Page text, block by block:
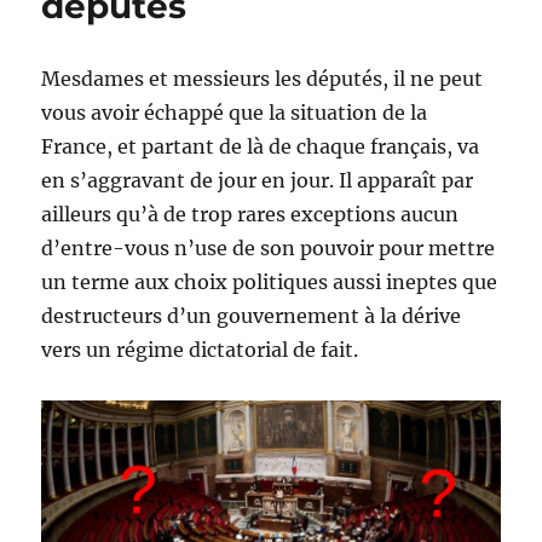
Médiatique
Mesdames et messieurs les députés, il ne peut
vous avoir échappé que la situation de la
France, et partant de là de chaque français, va
en s’aggravant de jour en jour. Il apparaît par
ailleurs qu’à de trop rares exceptions aucun
d’entre-vous n’use de son pouvoir pour mettre
un terme aux choix politiques aussi ineptes que
destructeurs d’un gouvernement à la dérive
vers un régime dictatorial de fait.